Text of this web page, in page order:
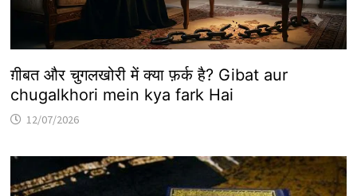
ग़ीबत और चुगलखोरी में क्या फ़र्क है? Gibat aur
chugalkhori mein kya fark Hai
12/07/2026